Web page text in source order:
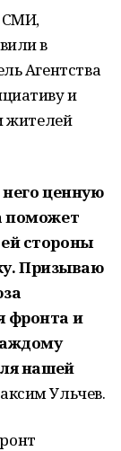
СМИ,
в
Агентства
и
жителей
него ценную
поможет
стороны
Призываю
фронта и
нашей
Ульчев.